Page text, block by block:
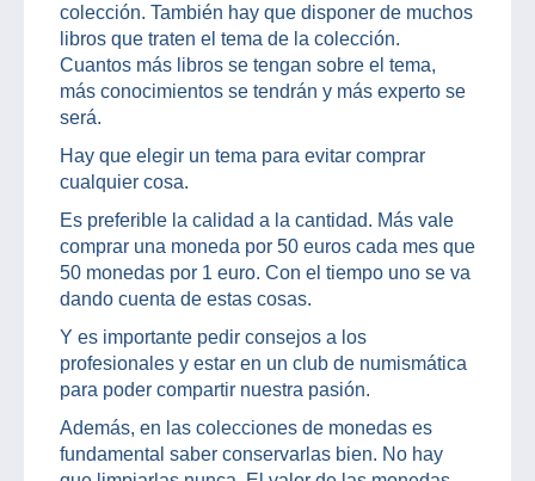
colección. También hay que disponer de muchos
libros que traten el tema de la colección.
Cuantos más libros se tengan sobre el tema,
más conocimientos se tendrán y más experto se
será.
Hay que elegir un tema para evitar comprar
cualquier cosa.
Es preferible la calidad a la cantidad. Más vale
comprar una moneda por 50 euros cada mes que
50 monedas por 1 euro. Con el tiempo uno se va
dando cuenta de estas cosas.
Y es importante pedir consejos a los
profesionales y estar en un club de numismática
para poder compartir nuestra pasión.
Además, en las colecciones de monedas es
fundamental saber conservarlas bien. No hay